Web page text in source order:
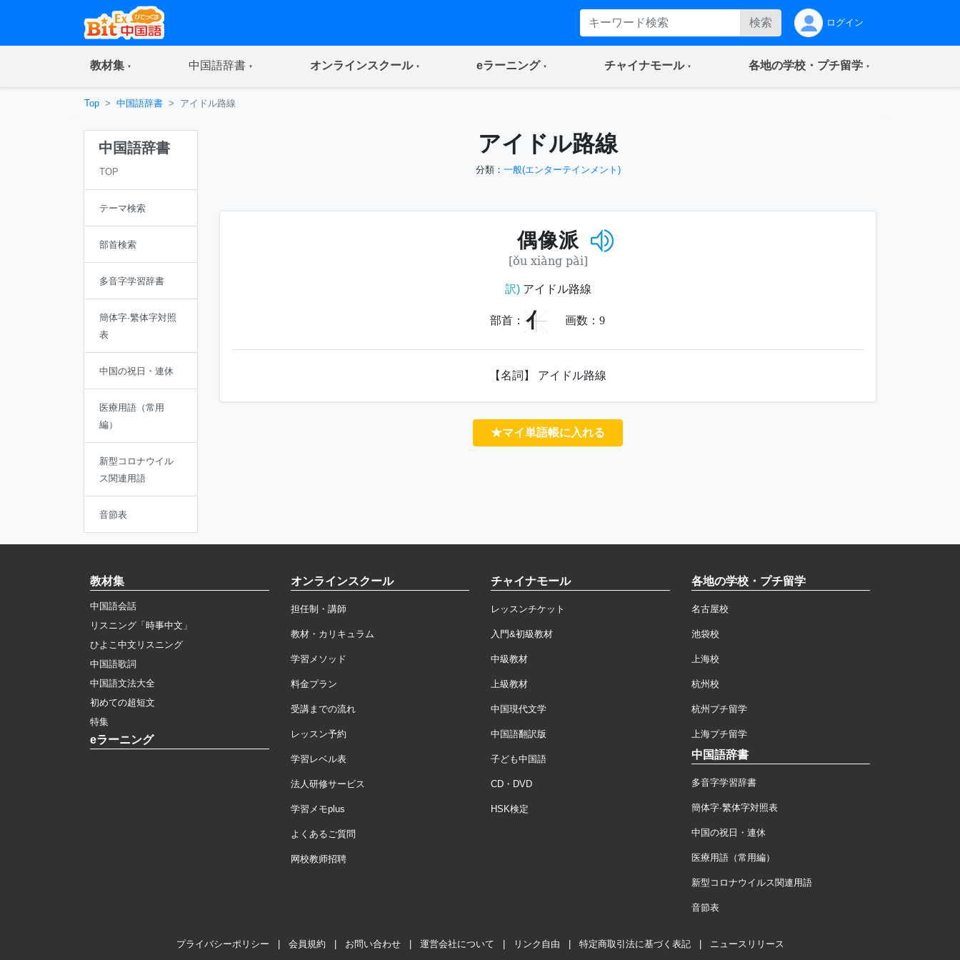
検索 ログイン
教材集(current) 中国語辞書(current) オンラインスクール(current) eラーニング(current) チャイナモール(current) 各地の学校・プチ留学(current)
Top 中国語辞書 アイドル路線
中国語辞書
TOP
テーマ検索
部首検索
多音字学習辞書
簡体字·繁体字対照
表
中国の祝日・連休
医療用語（常用
編）
新型コロナウイル
ス関連用語
音節表
アイドル路線
分類： 一般(エンターテインメント)
偶像派
[ǒu xiàng pài]
訳)アイドル路線
部首： 亻 画数： 9
【名詞】 アイドル路線
★マイ単語帳に入れる
教材集
中国語会話
リスニング「時事中文」
ひよこ中文リスニング
中国語歌詞
中国語文法大全
初めての超短文
特集
eラーニング
オンラインスクール
担任制・講師
教材・カリキュラム
学習メソッド
料金プラン
受講までの流れ
レッスン予約
学習レベル表
法人研修サービス
学習メモplus
よくあるご質問
网校教师招聘
チャイナモール
レッスンチケット
入門&初級教材
中級教材
上級教材
中国現代文学
中国語翻訳版
子ども中国語
CD・DVD
HSK検定
各地の学校・プチ留学
名古屋校
池袋校
上海校
杭州校
杭州プチ留学
上海プチ留学
中国語辞書
多音字学習辞書
簡体字·繁体字対照表
中国の祝日・連休
医療用語（常用編）
新型コロナウイルス関連用語
音節表
プライバシーポリシー 会員規約 お問い合わせ 運営会社について リンク自由 特定商取引法に基づく表記 ニュースリリース